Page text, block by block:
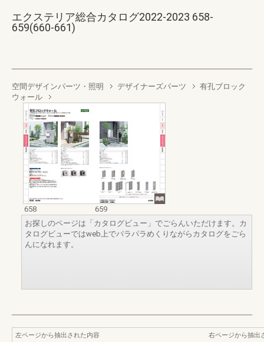
エクステリア総合カタログ2022-2023 658-
659(660-661)
空間デザインパーツ・照明 デザイナーズパーツ
有孔ブロック
ウォール
658
659
お探しのページは「カタログビュー」でごらんいただけます。カ
タログビューではweb上でパラパラめくりながらカタログをごら
んになれます。
左ページから抽出された内容
右ページから抽出